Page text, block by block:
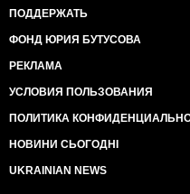
ПОДДЕРЖАТЬ
ФОНД ЮРИЯ БУТУСОВА
РЕКЛАМА
УСЛОВИЯ ПОЛЬЗОВАНИЯ
ПОЛИТИКА
НОВИНИ СЬОГОДНІ
UKRAINIAN NEWS